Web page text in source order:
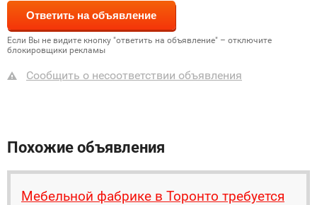
Если Вы не видите кнопку "ответить на объявление" – отключите
блокировщики рекламы
Сообщить о несоответствии объявления
Похожие объявления
Мебельной фабрике в Торонто требуется